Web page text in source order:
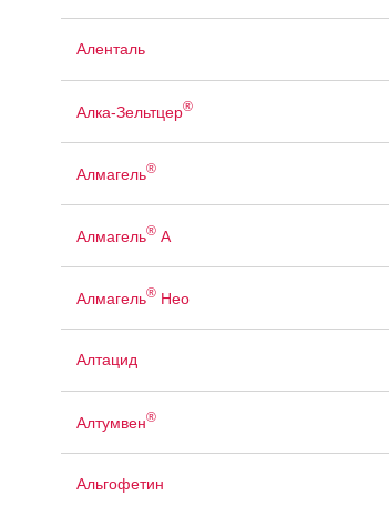
Аленталь
Алка-Зельтцер®
Алмагель®
Алмагель®А
Алмагель®Нео
Алтацид
Алтумвен®
Альгофетин